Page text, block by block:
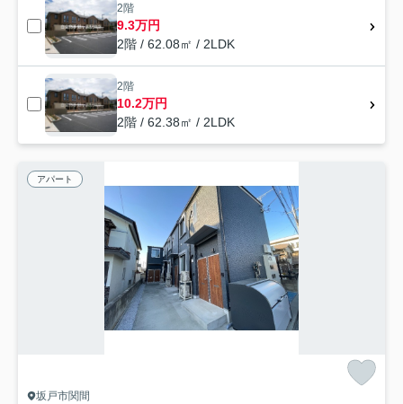
2階
9.3万円
2階 / 62.08㎡ / 2LDK
2階
10.2万円
2階 / 62.38㎡ / 2LDK
アパート
坂戸市関間